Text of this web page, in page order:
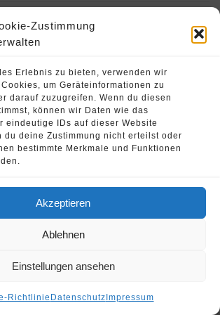
Zustimmung
Erlebnis zu bieten, verwenden wir
um Geräteinformationen zu
darauf zuzugreifen. Wenn du diesen
können wir Daten wie das
eindeutige IDs auf dieser Website
du deine Zustimmung nicht erteilst oder
bestimmte Merkmale und Funktionen
Akzeptieren
Ablehnen
Einstellungen ansehen
Richtlinie Datenschutz Impressum
•Fahrschule Runnersdrive